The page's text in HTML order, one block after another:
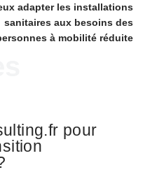
adapter les installations
sanitaires aux besoins des
à mobilité réduite
pour